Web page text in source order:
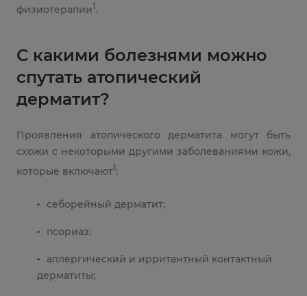
физиотерапии1.
С какими болезнями можно
спутать атопический
дерматит?
Проявления атопического дерматита могут быть
схожи с некоторыми другими заболеваниями кожи,
которые включают1 :
себорейный дерматит;
псориаз;
аллергический и ирритантный контактный
дерматиты;